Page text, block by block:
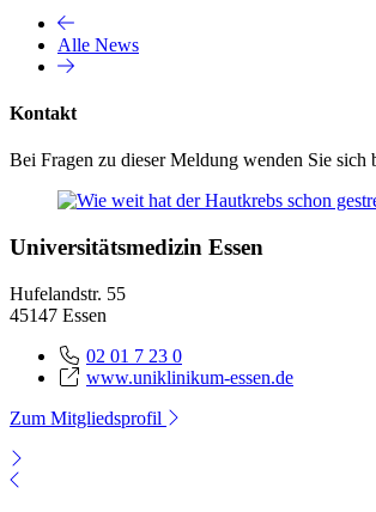
Alle News
Kontakt
Bei Fragen zu dieser Meldung wenden Sie sich
Universitätsmedizin Essen
Hufelandstr. 55
45147 Essen
02 01 7 23 0
www.uniklinikum-essen.de
Zum Mitgliedsprofil